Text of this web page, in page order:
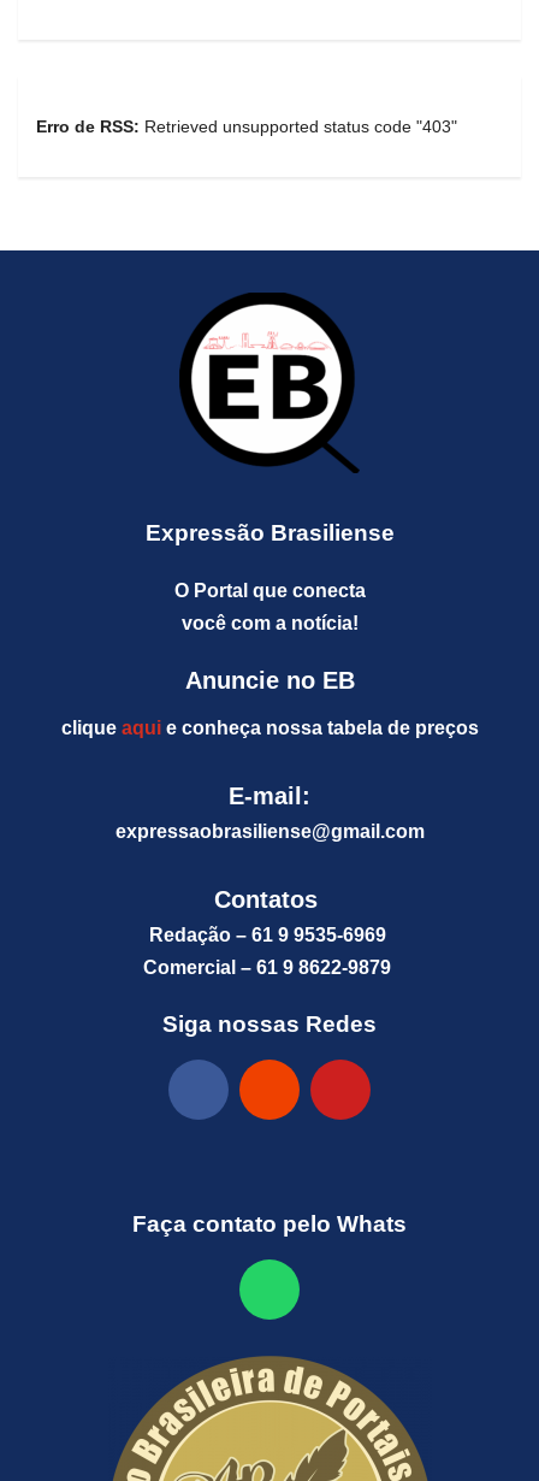
Erro de RSS: Retrieved unsupported status code "403"
Expressão Brasiliense
O Portal que conecta
você com a notícia!
Anuncie no EB
clique aquie conheça nossa tabela de preços
E-mail:
expressaobrasiliense@gmail.com
Contatos
Redação – 61 9 9535-6969
Comercial – 61 9 8622-9879
Siga nossas Redes
Faça contato pelo Whats